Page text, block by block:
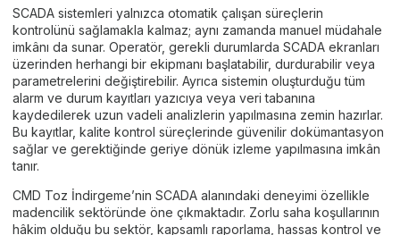
SCADA sistemleri yalnızca otomatik çalışan süreçlerin
kontrolünü sağlamakla kalmaz; aynı zamanda manuel müdahale
imkânı da sunar. Operatör, gerekli durumlarda SCADA ekranları
üzerinden herhangi bir ekipmanı başlatabilir, durdurabilir veya
parametrelerini değiştirebilir. Ayrıca sistemin oluşturduğu tüm
alarm ve durum kayıtları yazıcıya veya veri tabanına
kaydedilerek uzun vadeli analizlerin yapılmasına zemin hazırlar.
Bu kayıtlar, kalite kontrol süreçlerinde güvenilir dokümantasyon
sağlar ve gerektiğinde geriye dönük izleme yapılmasına imkân
tanır.
CMD Toz İndirgeme’nin SCADA alanındaki deneyimi özellikle
madencilik sektöründe öne çıkmaktadır. Zorlu saha koşullarının
hâkim olduğu bu sektör, kapsamlı raporlama, hassas kontrol ve